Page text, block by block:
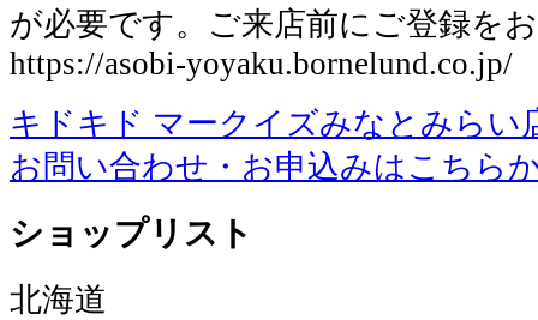
が必要です。ご来店前にご登録を
https://asobi-yoyaku.bornelund.co.jp/
キドキド マークイズみなとみらい
お問い合わせ・お申込みはこちら
ショップリスト
北海道